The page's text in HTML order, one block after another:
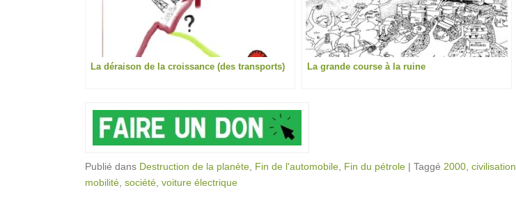
La déraison de la croissance (des transports) La grande course à la ruine
Publié dans Destruction de la planète Fin de l'automobile Fin du pétrole | Taggé 2000 civilisation
mobilité société voiture électrique